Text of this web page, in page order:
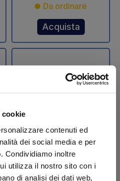
contenuti ed
dei social media e per
Condividiamo inoltre
utilizza il nostro sito con i
di analisi dei dati web,
Da ordinare
Acquista
Stelo cilindro
sollevamento Ø 75
mm DLB 47 Dautel